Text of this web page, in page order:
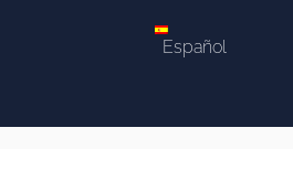
Español